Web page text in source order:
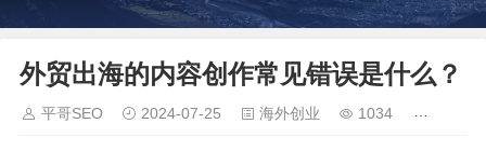
外贸出海的内容创作常见错误是什么？
平哥SEO 2024-07-25 海外创业 1034